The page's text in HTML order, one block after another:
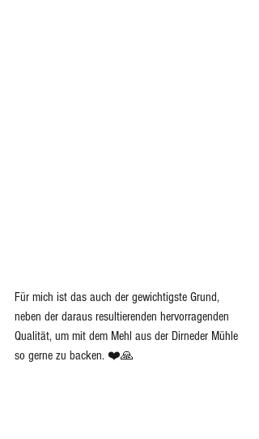
Für mich ist das auch der gewichtigste Grund,
neben der daraus resultierenden hervorragenden
Qualität, um mit dem Mehl aus der Dirneder Mühle
so gerne zu backen. ❤️🙏